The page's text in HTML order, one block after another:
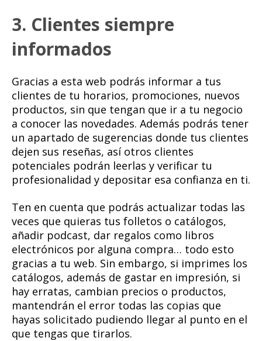
3. Clientes siempre
informados
Gracias a esta web podrás informar a tus
clientes de tu horarios, promociones, nuevos
productos, sin que tengan que ir a tu negocio
a conocer las novedades. Además podrás tener
un apartado de sugerencias donde tus clientes
dejen sus reseñas, así otros clientes
potenciales podrán leerlas y verificar tu
profesionalidad y depositar esa confianza en ti.
Ten en cuenta que podrás actualizar todas las
veces que quieras tus folletos o catálogos,
añadir podcast, dar regalos como libros
electrónicos por alguna compra… todo esto
gracias a tu web. Sin embargo, si imprimes los
catálogos, además de gastar en impresión, si
hay erratas, cambian precios o productos,
mantendrán el error todas las copias que
hayas solicitado pudiendo llegar al punto en el
que tengas que tirarlos.